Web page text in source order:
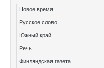
Новое время
Русское слово
Южный край
Речь
Финляндская газета